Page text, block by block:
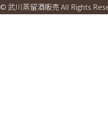
© 武川蒸留酒販売 All Rights